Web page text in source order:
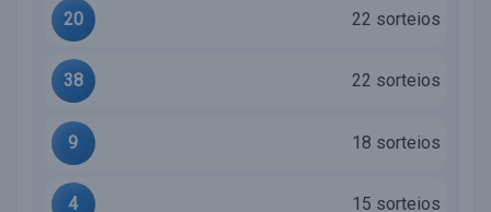
20 22 sorteios
38 22 sorteios
9 18 sorteios
4 15 sorteios